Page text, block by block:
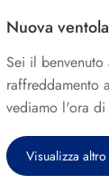
Nuova
Sei il
raffreddamento
vediamo l'ora
Visualizza